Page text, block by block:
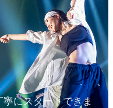
にスタートできま